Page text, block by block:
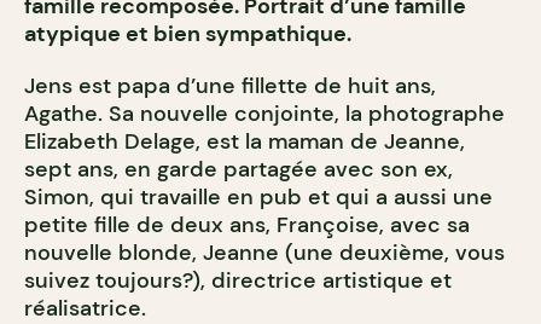
famille recomposée. Portrait d’une famille
atypique et bien sympathique.
Jens est papa d’une fillette de huit ans,
Agathe. Sa nouvelle conjointe, la photographe
Elizabeth Delage, est la maman de Jeanne,
sept ans, en garde partagée avec son ex,
Simon, qui travaille en pub et qui a aussi une
petite fille de deux ans, Françoise, avec sa
nouvelle blonde, Jeanne (une deuxième, vous
suivez toujours?), directrice artistique et
réalisatrice.